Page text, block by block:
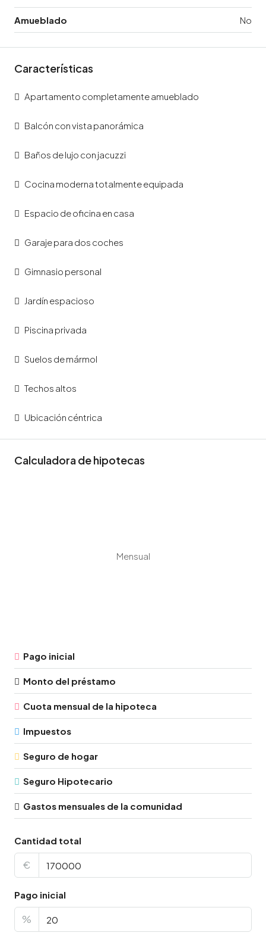
Amueblado No
Características
Apartamento completamente amueblado
Balcón con vista panorámica
Baños de lujo con jacuzzi
Cocina moderna totalmente equipada
Espacio de oficina en casa
Garaje para dos coches
Gimnasio personal
Jardín espacioso
Piscina privada
Suelos de mármol
Techos altos
Ubicación céntrica
Calculadora de hipotecas
Mensual
Pago inicial
Monto del préstamo
Cuota mensual de la hipoteca
Impuestos
Seguro de hogar
Seguro Hipotecario
Gastos mensuales de la comunidad
Cantidad total
€
Pago inicial
%